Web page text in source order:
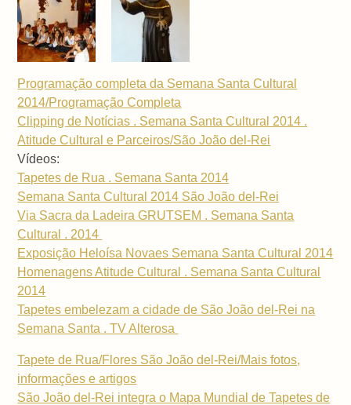
Programação completa da Semana Santa Cultural
2014/Programação Completa
Clipping de Notícias . Semana Santa Cultural 2014 .
Atitude Cultural e Parceiros/São João del-Rei
Vídeos:
Tapetes de Rua . Semana Santa 2014
Semana Santa Cultural 2014 São João del-Rei
Via Sacra da Ladeira GRUTSEM . Semana Santa
Cultural . 2014
Exposição Heloísa Novaes Semana Santa Cultural 2014
Homenagens Atitude Cultural . Semana Santa Cultural
2014
Tapetes embelezam a cidade de São João del-Rei na
Semana Santa . TV Alterosa
Tapete de Rua/Flores São João del-Rei/Mais fotos,
informações e artigos
São João del-Rei integra o Mapa Mundial de Tapetes de